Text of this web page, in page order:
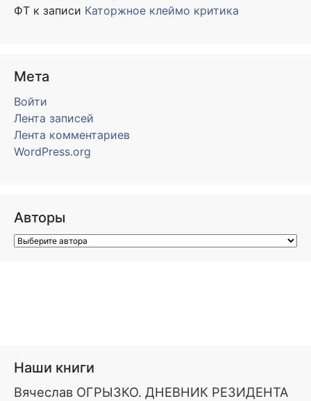
ФТ к записи Каторжное клеймо критика
Мета
Войти
Лента записей
Лента комментариев
WordPress.org
Авторы
Наши книги
Вячеслав ОГРЫЗКО. ДНЕВНИК РЕЗИДЕНТА